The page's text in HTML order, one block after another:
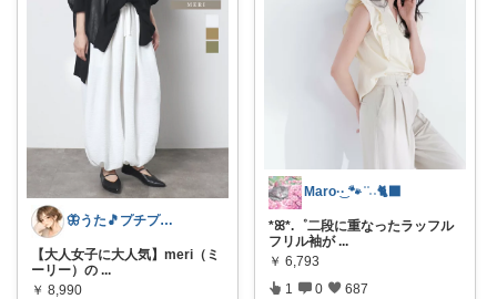
🦋うた🎵プチプラでも妥協したくない
【大人女子に大人気】meri（ミ
ーリー）の ...
￥ 8,990
Maro·͜· 🐾 ͗ ͗˒˒🐈‍⬛
*ꕤ*.゜二段に重なったラッフル
フリル袖が ...
￥ 6,793
1 0 687